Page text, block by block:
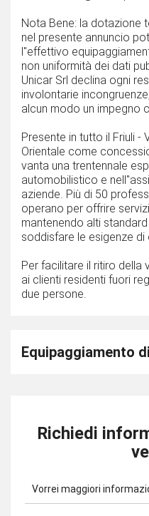
Nota Bene: la dotazione
nel presente annuncio
l''effettivo
non uniformità dei dati
Unicar Srl declina ogni
involontarie
alcun modo un impegno
Presente in tutto il Friuli -
Orientale come
vanta una trentennale
automobilistico e
aziende. Più di 50
operano per offrire
mantenendo alti
soddisfare le esigenze di
Per facilitare il ritiro della
ai clienti residenti fuori
due persone.
Equipaggiamento
Richiedi
Vorrei maggiori